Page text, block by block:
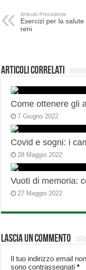
Articolo Precedente
Esercizi per la
reni
Articoli correlati
Come ottenere gli
7 Giugno 2022
Covid e sogni: i
28 Maggio 2022
Vuoti di memoria:
27 Maggio 2022
Lascia un commento
Il tuo indirizzo email
sono contrassegnati*